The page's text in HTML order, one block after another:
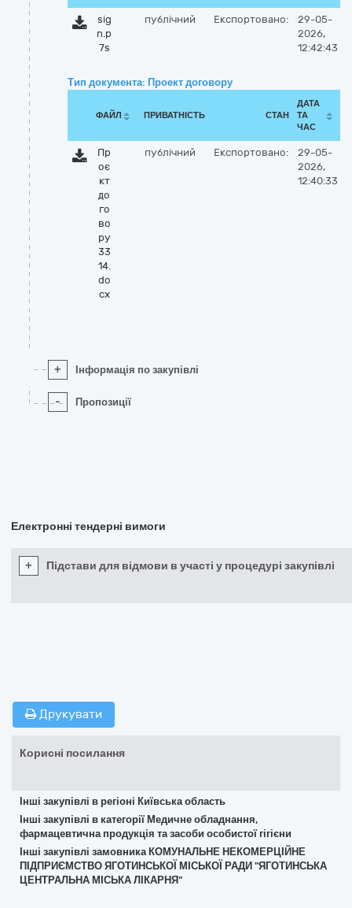
sig
n.p
7s
публічний Експортовано:
29-05-
2026,
12:42:43
Тип документа: Проект договору
ФАЙЛ ПРИВАТНІСТЬ СТАН
ДАТА
ТА
ЧАС
Пр
оє
кт
до
го
во
ру
33
14.
do
cx
публічний Експортовано:
29-05-
2026,
12:40:33
+ Інформація по закупівлі
- Пропозиції
Електронні тендерні вимоги
+ Підстави для відмови в участі у процедурі закупівлі
Друкувати
Корисні посилання
Інші закупівлі в регіоні Київська область
Інші закупівлі в категорії Медичне обладнання,
фармацевтична продукція та засоби особистої гігієни
Інші закупівлі замовника КОМУНАЛЬНЕ НЕКОМЕРЦІЙНЕ
ПІДПРИЄМСТВО ЯГОТИНСЬКОЇ МІСЬКОЇ РАДИ "ЯГОТИНСЬКА
ЦЕНТРАЛЬНА МІСЬКА ЛІКАРНЯ"